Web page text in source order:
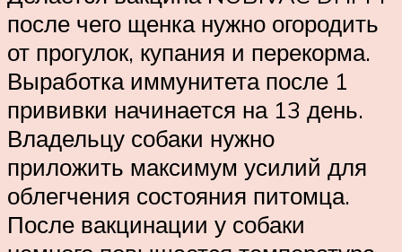
после чего щенка нужно огородить
от прогулок, купания и перекорма.
Выработка иммунитета после 1
прививки начинается на 13 день.
Владельцу собаки нужно
приложить максимум усилий для
облегчения состояния питомца.
После вакцинации у собаки